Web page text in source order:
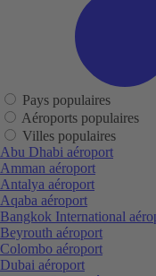
Pays populaires
Aéroports populaires
Villes populaires
Abu Dhabi aéroport
Amman aéroport
Antalya aéroport
Aqaba aéroport
Bangkok International
Beyrouth aéroport
Colombo aéroport
Dubai aéroport